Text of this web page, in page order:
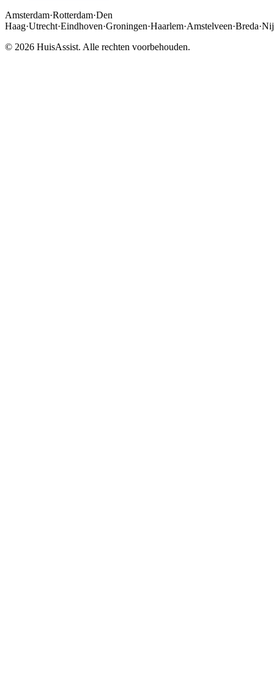
Amsterdam·Rotterdam·Den
Haag·Utrecht·Eindhoven·Groningen·Haarlem·Amstelveen·Breda·
© 2026 HuisAssist. Alle rechten voorbehouden.